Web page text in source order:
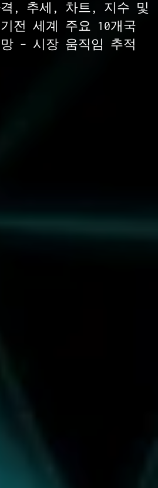
격, 추세, 차트, 지수 및
전 세계 주요 10개국
– 시장 움직임 추적